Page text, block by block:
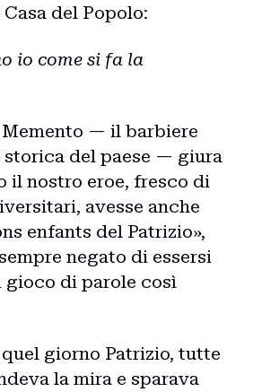
del Popolo:
io come si fa la
— il barbiere
storica del paese — giura
il nostro eroe, fresco di
avesse anche
enfants del Patrizio»,
negato di essersi
gioco di parole così
giorno Patrizio, tutte
la mira e sparava